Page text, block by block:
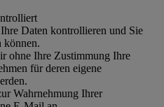
Daten kontrollieren und Sie
können.
ohne Ihre Zustimmung Ihre
für deren eigene
Wahrnehmung Ihrer